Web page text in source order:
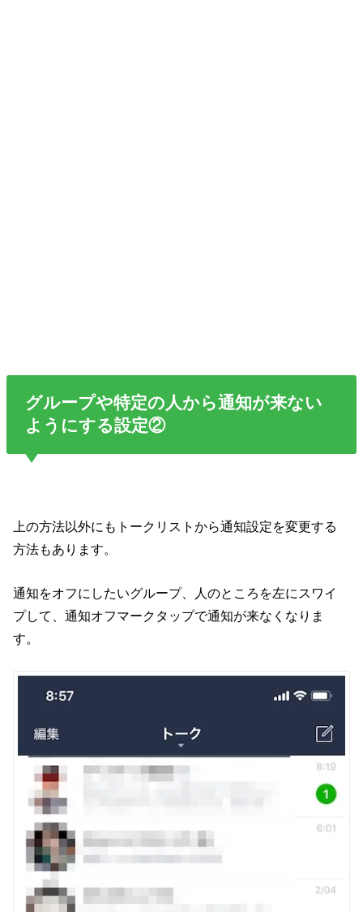
グループや特定の人から通知が来ない
ようにする設定②
上の方法以外にもトークリストから通知設定を変更する
方法もあります。
通知をオフにしたいグループ、人のところを左にスワイ
プして、通知オフマークタップで通知が来なくなりま
す。